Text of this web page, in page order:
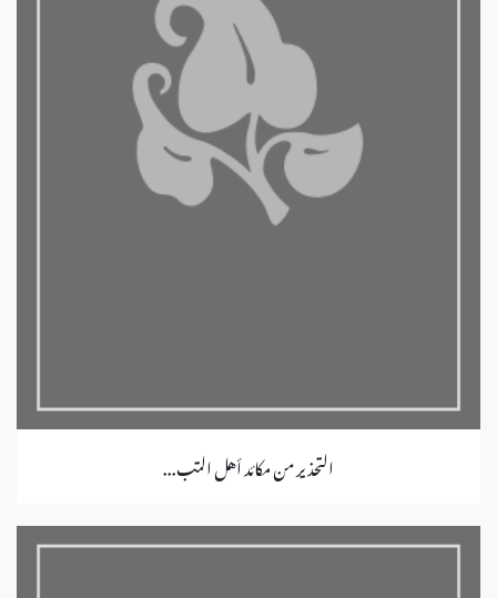
التحذير من مكائد أهل التب...